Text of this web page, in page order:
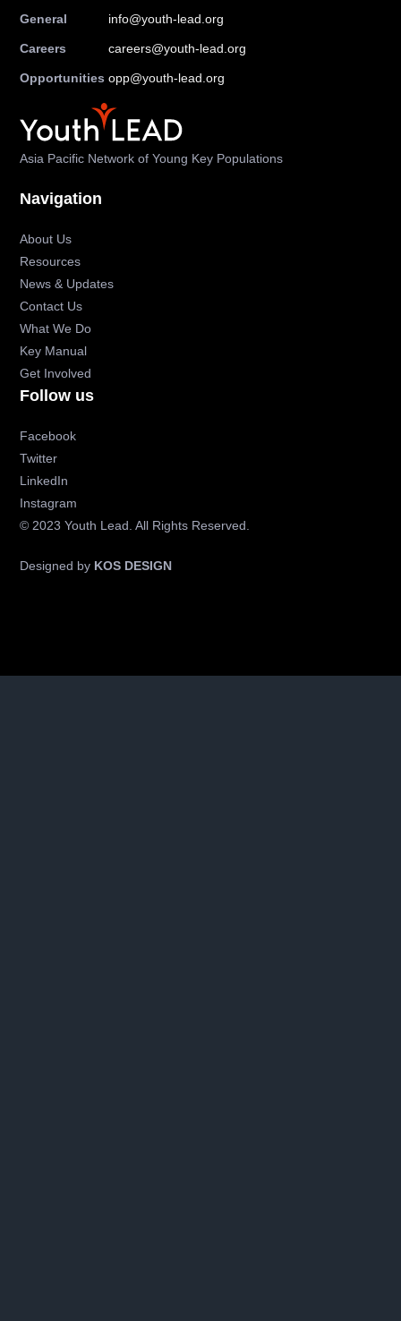
General info@youth-lead.org
Careers careers@youth-lead.org
Opportunities opp@youth-lead.org
Asia Pacific Network of Young Key Populations
Navigation
About Us
Resources
News & Updates
Contact Us
What We Do
Key Manual
Get Involved
Follow us
Facebook
Twitter
LinkedIn
Instagram
© 2023 Youth Lead. All Rights Reserved.
Designed by KOS DESIGN